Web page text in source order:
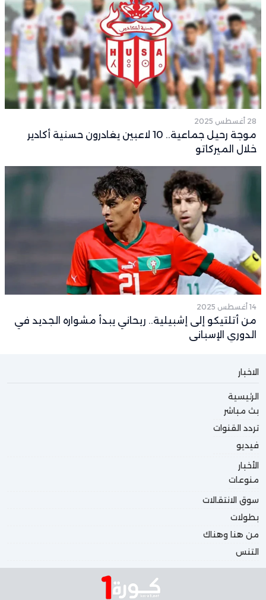
28 أغسطس 2025
موجة رحيل جماعية.. 10 لاعبين يغادرون حسنية أكادير
خلال الميركاتو
14 أغسطس 2025
من أتلتيكو إلى إشبيلية.. ريحاني يبدأ مشواره الجديد في
الدوري الإسباني
الاخبار
الرئيسية
بث مباشر
تردد القنوات
فيديو
الأخبار
منوعات
سوق الانتقالات
بطولات
من هنا وهناك
التنس